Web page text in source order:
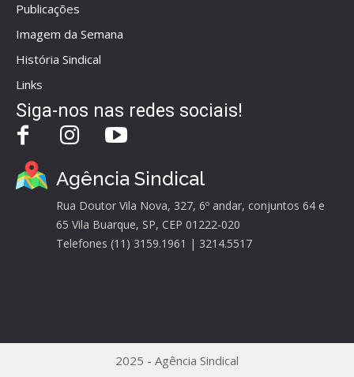
Publicações
Imagem da Semana
História Sindical
Links
Siga-nos nas redes sociais!
Agência Sindical
Rua Doutor Vila Nova, 327, 6º andar, conjuntos 64 e
65 Vila Buarque, SP, CEP 01222-020
Telefones (11) 3159.1961 | 3214.5517
2025 - Agência Sindical